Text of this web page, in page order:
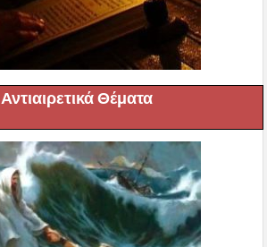
Αντιαιρετικά Θέματα